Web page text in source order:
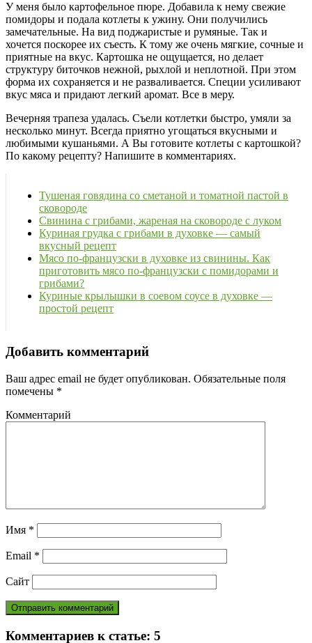
У меня было картофельное пюре. Добавила к нему свежие
помидоры и подала котлеты к ужину. Они получились
замечательные. На вид поджаристые и румяные. Так и
хочется поскорее их съесть. К тому же очень мягкие, сочные и
приятные на вкус. Картошка не ощущается, но делает
структуру биточков нежной, рыхлой и неплотной. При этом
форма их сохраняется и не разваливается. Специи усиливают
вкус мяса и придают легкий аромат. Все в меру.
Вечерняя трапеза удалась. Съели котлетки быстро, умяли за
несколько минут. Всегда приятно угощаться вкусными и
любимыми кушаньями. А Вы готовите котлеты с картошкой?
По какому рецепту? Напишите в комментариях.
Тушеная говядина со сметаной и томатной пастой в
сковороде
Свинина с грибами, жареная на сковороде с луком
Куриная грудка с грибами в духовке — самый
вкусный рецепт
Мясо по-французски в духовке из свинины. Как
приготовить мясо по-французски с помидорами и
грибами?
Куриные крылышки в соевом соусе в духовке —
простой рецепт
Добавить комментарий
Ваш адрес email не будет опубликован. Обязательные поля
помечены *
Комментарий
Имя *
Email *
Сайт
Комментариев к статье: 5